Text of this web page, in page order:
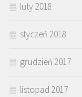
luty 2018
styczeń 2018
grudzień 2017
listopad 2017